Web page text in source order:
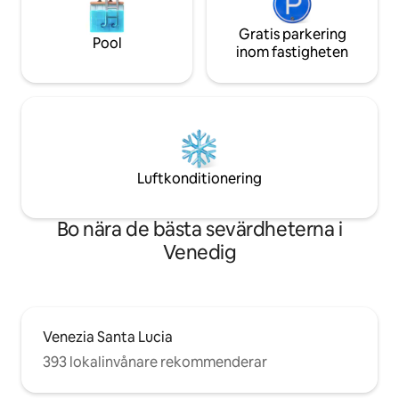
Pool
Gratis parkering
inom fastigheten
Luftkonditionering
Bo nära de bästa sevärdheterna i
Venedig
Venezia Santa Lucia
393 lokalinvånare rekommenderar